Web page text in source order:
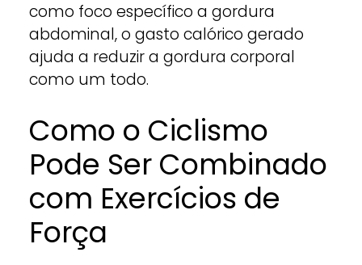
como foco específico a gordura
abdominal, o gasto calórico gerado
ajuda a reduzir a gordura corporal
como um todo.
Como o Ciclismo
Pode Ser Combinado
com Exercícios de
Força